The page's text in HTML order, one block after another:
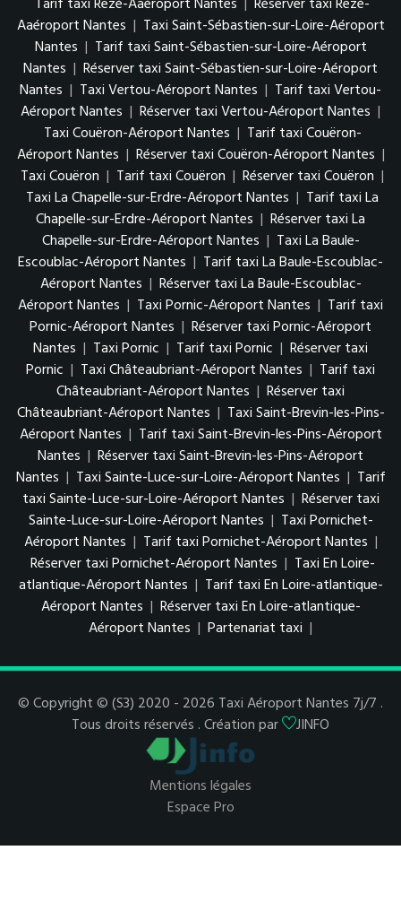
Tarif taxi Rezé-Aaéroport Nantes | Réserver taxi Rezé-
Aaéroport Nantes | Taxi Saint-Sébastien-sur-Loire-Aéroport
Nantes | Tarif taxi Saint-Sébastien-sur-Loire-Aéroport
Nantes | Réserver taxi Saint-Sébastien-sur-Loire-Aéroport
Nantes | Taxi Vertou-Aéroport Nantes | Tarif taxi Vertou-
Aéroport Nantes | Réserver taxi Vertou-Aéroport Nantes |
Taxi Couëron-Aéroport Nantes | Tarif taxi Couëron-
Aéroport Nantes | Réserver taxi Couëron-Aéroport Nantes |
Taxi Couëron | Tarif taxi Couëron | Réserver taxi Couëron |
Taxi La Chapelle-sur-Erdre-Aéroport Nantes | Tarif taxi La
Chapelle-sur-Erdre-Aéroport Nantes | Réserver taxi La
Chapelle-sur-Erdre-Aéroport Nantes | Taxi La Baule-
Escoublac-Aéroport Nantes | Tarif taxi La Baule-Escoublac-
Aéroport Nantes | Réserver taxi La Baule-Escoublac-
Aéroport Nantes | Taxi Pornic-Aéroport Nantes | Tarif taxi
Pornic-Aéroport Nantes | Réserver taxi Pornic-Aéroport
Nantes | Taxi Pornic | Tarif taxi Pornic | Réserver taxi
Pornic | Taxi Châteaubriant-Aéroport Nantes | Tarif taxi
Châteaubriant-Aéroport Nantes | Réserver taxi
Châteaubriant-Aéroport Nantes | Taxi Saint-Brevin-les-Pins-
Aéroport Nantes | Tarif taxi Saint-Brevin-les-Pins-Aéroport
Nantes | Réserver taxi Saint-Brevin-les-Pins-Aéroport
Nantes | Taxi Sainte-Luce-sur-Loire-Aéroport Nantes | Tarif
taxi Sainte-Luce-sur-Loire-Aéroport Nantes | Réserver taxi
Sainte-Luce-sur-Loire-Aéroport Nantes | Taxi Pornichet-
Aéroport Nantes | Tarif taxi Pornichet-Aéroport Nantes |
Réserver taxi Pornichet-Aéroport Nantes | Taxi En Loire-
atlantique-Aéroport Nantes | Tarif taxi En Loire-atlantique-
Aéroport Nantes | Réserver taxi En Loire-atlantique-
Aéroport Nantes | Partenariat taxi |
© Copyright © (S3) 2020 - 2026 Taxi Aéroport Nantes 7j/7 .
Tous droits réservés . Création par
JINFO
Mentions légales
Espace Pro